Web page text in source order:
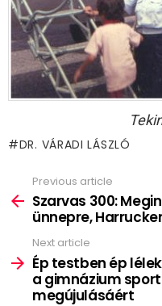
DR. VÁRADI LÁSZLÓ
more
Previous article
Szarvas 300:
ünnepre,
Next article
Ép testben ép
a gimnázium
megújulásáért